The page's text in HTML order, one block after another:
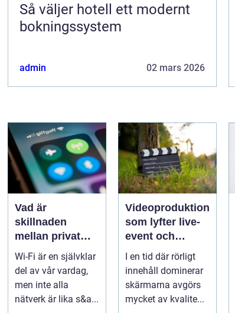
Så väljer hotell ett modernt
bokningssystem
admin 02 mars 2026
Vad är
skillnaden
mellan privat
och offentlig Wi-
Fi-säkerhet?
Wi-Fi är en självklar
del av vår vardag,
men inte alla
nätverk är lika s&a...
Videoproduktion
som lyfter live-
event och
varumärken
I en tid där rörligt
innehåll dominerar
skärmarna avgörs
mycket av kvalite...